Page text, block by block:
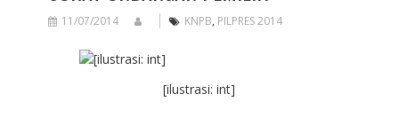
11/07/2014 KNPB, PILPRES 2014
[ilustrasi: int]